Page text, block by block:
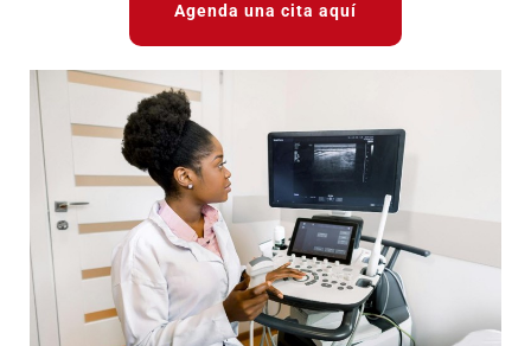
Agenda una cita aquí